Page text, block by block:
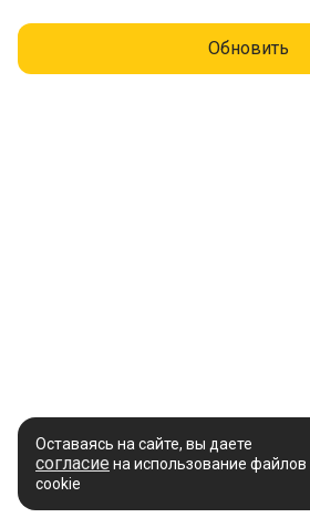
Обновить
Оставаясь на сайте, вы даете
согласие на использование файлов
cookie